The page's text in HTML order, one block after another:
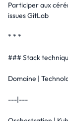
Participer aux
issues GitLab
* * *
### Stack
Domaine |
---|---